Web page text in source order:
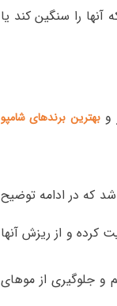
را سنگین کند یا
وبهترین برندهای شامپو
که در ادامه توضیح
و از ریزش آنها
جلوگیری از موهای